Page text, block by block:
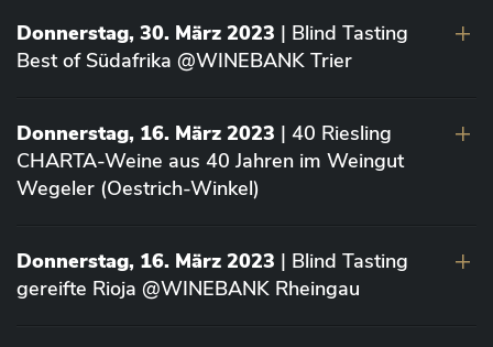
Donnerstag, 30. März 2023 | Blind Tasting
Best of Südafrika @WINEBANK Trier
Donnerstag, 16. März 2023 | 40 Riesling
CHARTA-Weine aus 40 Jahren im Weingut
Wegeler (Oestrich-Winkel)
Donnerstag, 16. März 2023 | Blind Tasting
gereifte Rioja @WINEBANK Rheingau